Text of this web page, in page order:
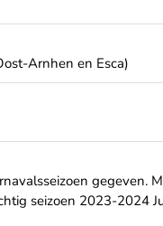
Arnhen en Esca)
gegeven.
seizoen 2023-2024